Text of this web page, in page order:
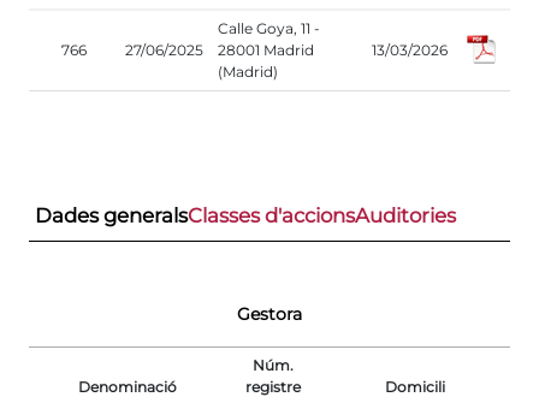
766 27/06/2025
Calle Goya, 11 -
28001 Madrid
(Madrid)
13/03/2026
Dades generalsClasses d'accionsAuditories
Gestora
Denominació
Núm.
registre
Domicili